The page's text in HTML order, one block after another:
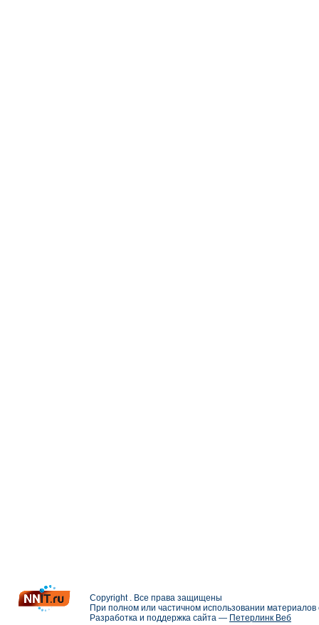
Copyright . Все права защищены
При полном или частичном использовании
Разработка и поддержка сайта — Петерлинк Веб